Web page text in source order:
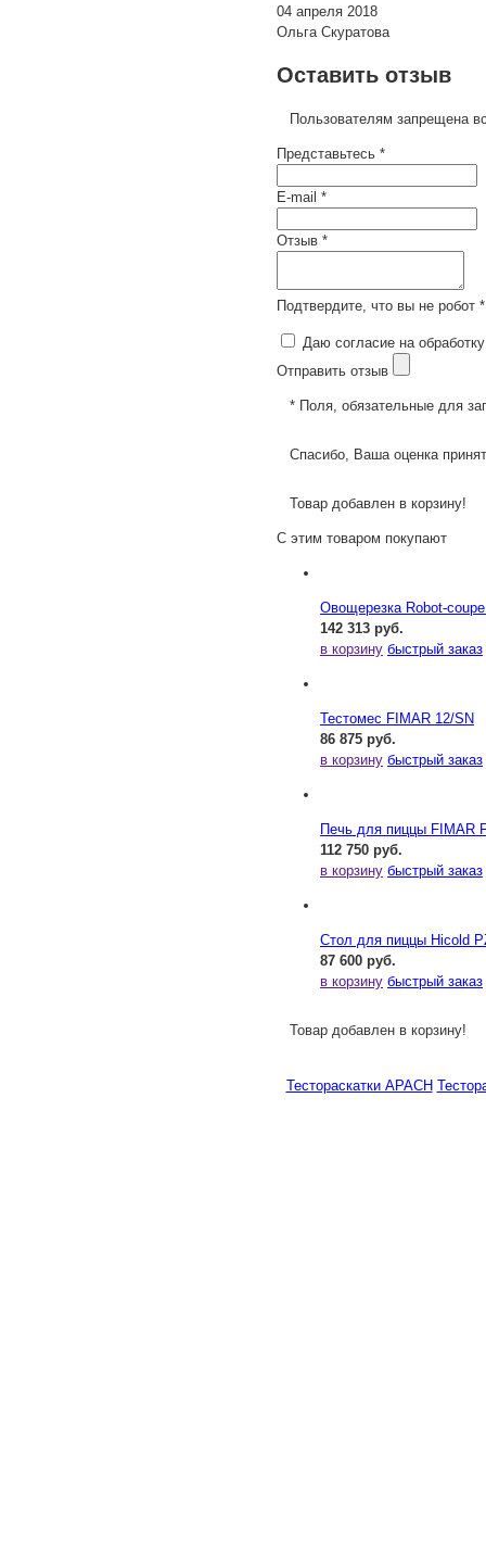
04 апреля 2018
Ольга Скуратова
Оставить отзыв
Пользователям запрещена
Представьтесь *
E-mail *
Отзыв *
Подтвердите, что вы не робот *
Даю согласие на
Отправить отзыв
* Поля, обязательные для
Спасибо, Ваша оценка
Товар добавлен в корзину!
С этим товаром покупают
Овощерезка Robot-
142 313 руб.
в корзину быстрый заказ
Тестомес FIMAR 12/SN
86 875 руб.
в корзину быстрый заказ
Печь для пиццы FIMAR
112 750 руб.
в корзину быстрый заказ
Стол для пиццы Hicold
87 600 руб.
в корзину быстрый заказ
Товар добавлен в корзину!
Тестораскатки APACH